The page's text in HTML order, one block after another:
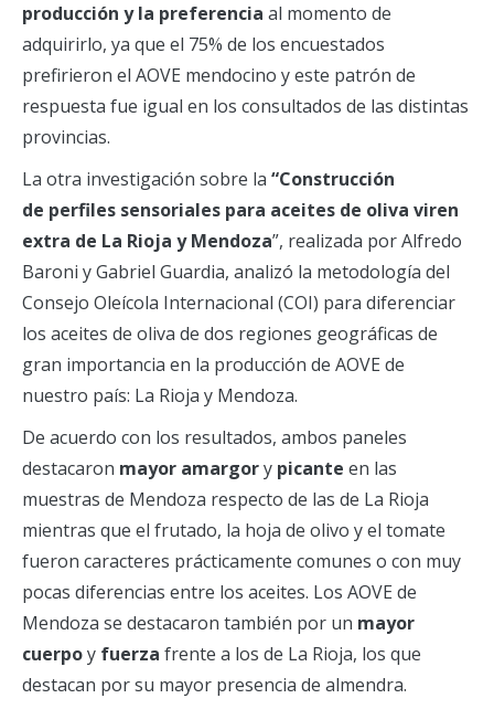
producción y la preferencia al momento de
adquirirlo, ya que el 75% de los encuestados
prefirieron el AOVE mendocino y este patrón de
respuesta fue igual en los consultados de las distintas
provincias.
La otra investigación sobre la “Construcción
de perfiles sensoriales para aceites de oliva viren
extra de La Rioja y Mendoza”, realizada por Alfredo
Baroni y Gabriel Guardia, analizó la metodología del
Consejo Oleícola Internacional (COI) para diferenciar
los aceites de oliva de dos regiones geográficas de
gran importancia en la producción de AOVE de
nuestro país: La Rioja y Mendoza.
De acuerdo con los resultados, ambos paneles
destacaron mayor amargory picante en las
muestras de Mendoza respecto de las de La Rioja
mientras que el frutado, la hoja de olivo y el tomate
fueron caracteres prácticamente comunes o con muy
pocas diferencias entre los aceites. Los AOVE de
Mendoza se destacaron también por un mayor
cuerpoy fuerza frente a los de La Rioja, los que
destacan por su mayor presencia de almendra.